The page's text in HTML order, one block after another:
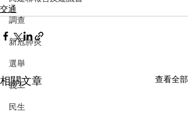
調查
新冠肺炎
選舉
義工
民生
交通
相關文章 查看全部